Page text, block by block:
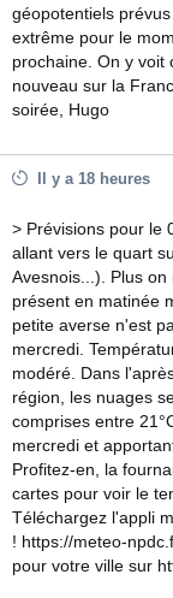
géopotentiels
extrême pour le
prochaine. On y voit
nouveau sur la
soirée, Hugo
Il y a 18 heures
> Prévisions pour le
allant vers le quart
Avesnois...). Plus
présent en matinée
petite averse n'est
mercredi.
modéré. Dans
région, les nuages
comprises entre
mercredi et
Profitez-en, la
cartes pour voir le
Téléchargez l'appli
! https://meteo-
pour votre ville sur